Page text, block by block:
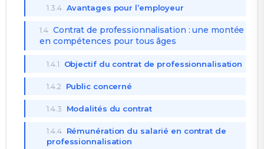
1.3.4 Avantages pour l’employeur
1.4 Contrat de professionnalisation : une montée
en compétences pour tous âges
1.4.1 Objectif du contrat de professionnalisation
1.4.2 Public concerné
1.4.3 Modalités du contrat
1.4.4 Rémunération du salarié en contrat de
professionnalisation